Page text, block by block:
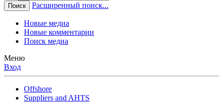
Поиск Расширенный поиск...
Новые медиа
Новые комментарии
Поиск медиа
Меню
Вход
Offshore
Suppliers and AHTS